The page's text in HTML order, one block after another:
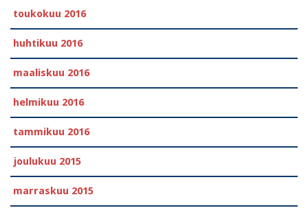
toukokuu 2016
huhtikuu 2016
maaliskuu 2016
helmikuu 2016
tammikuu 2016
joulukuu 2015
marraskuu 2015